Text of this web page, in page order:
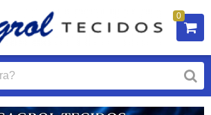
0